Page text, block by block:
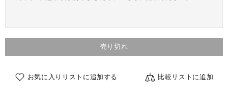
売り切れ
お気に入りリストに追加する 比較リストに追加